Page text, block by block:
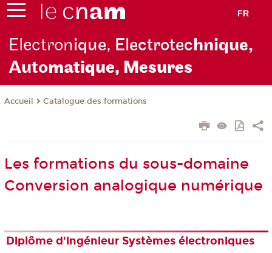
FR
Electronique, Electrotechnique,
Automatique, Mesures
Accueil Catalogue des formations
Les formations du sous-domaine
Conversion analogique numérique
Diplôme d'ingénieur Systèmes électroniques